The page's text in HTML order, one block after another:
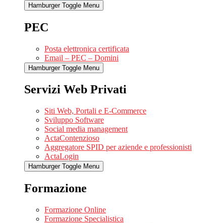
Hamburger Toggle Menu
PEC
Posta elettronica certificata
Email – PEC – Domini
Hamburger Toggle Menu
Servizi Web Privati
Siti Web, Portali e E-Commerce
Sviluppo Software
Social media management
ActaContenzioso
Aggregatore SPID per aziende e professionisti
ActaLogin
Hamburger Toggle Menu
Formazione
Formazione Online
Formazione Specialistica